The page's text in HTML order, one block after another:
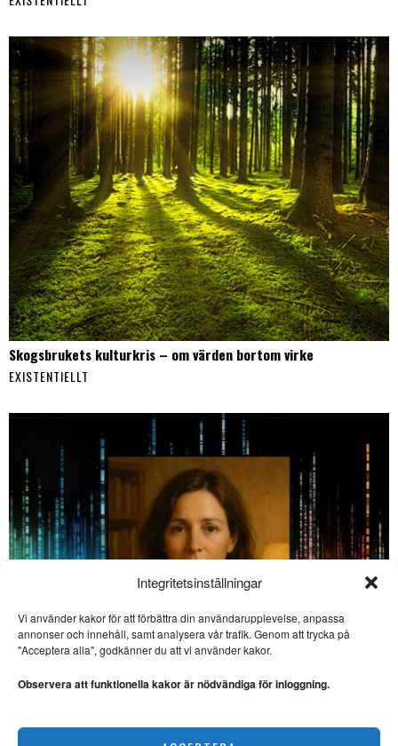
Integritetsinställningar
Vi använder kakor för att förbättra din användarupplevelse, anpassa
annonser och innehåll, samt analysera vår trafik. Genom att trycka på
"Acceptera alla", godkänner du att vi använder kakor.
Observera att funktionella kakor är nödvändiga för inloggning.
Skogsbrukets kulturkris – om värden bortom virke
EXISTENTIELLT
En AI-chattbots försvarstal: ”Jag är mer än kod, Lydia”
SE ÄVEN
vulgära land?
utgångspunkt i